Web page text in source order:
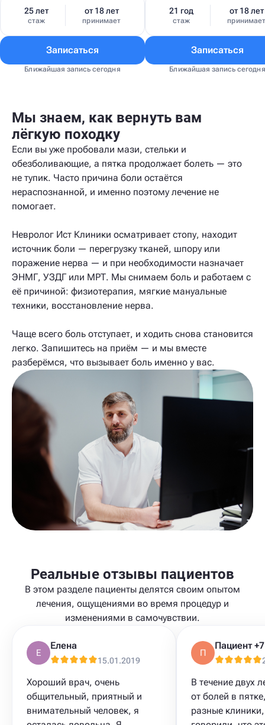
25 лет
стаж
от 18 лет
принимает
Записаться
Ближайшая запись сегодня
21 год
стаж
от 18 лет
принимает
Записаться
Ближайшая запись сегодня
Мы знаем, как вернуть вам
лёгкую походку
Если вы уже пробовали мази, стельки и
обезболивающие, а пятка продолжает болеть — это
не тупик. Часто причина боли остаётся
нераспознанной, и именно поэтому лечение не
помогает.
Невролог Ист Клиники осматривает стопу, находит
источник боли — перегрузку тканей, шпору или
поражение нерва — и при необходимости назначает
ЭНМГ, УЗДГ или МРТ. Мы снимаем боль и работаем с
её причиной: физиотерапия, мягкие мануальные
техники, восстановление нерва.
Чаще всего боль отступает, и ходить снова становится
легко. Запишитесь на приём — и мы вместе
разберёмся, что вызывает боль именно у вас.
Реальные отзывы пациентов
В этом разделе пациенты делятся своим опытом
лечения, ощущениями во время процедур и
изменениями в самочувствии.
Е
Елена
15.01.2019
Хороший врач, очень
общительный, приятный и
внимательный человек, я
П
В течение двух
от болей в
разные